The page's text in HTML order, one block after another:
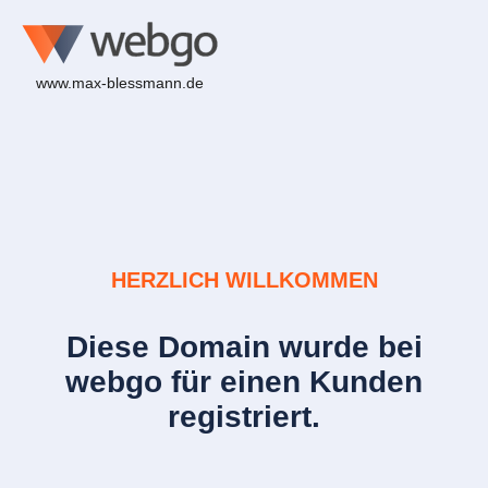
www.max-blessmann.de
HERZLICH WILLKOMMEN
Diese Domain wurde bei
webgo für einen Kunden
registriert.